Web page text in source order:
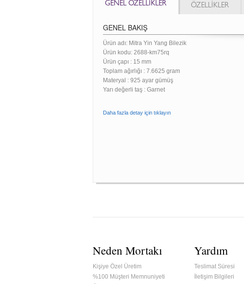
GENEL ÖZELLİKLER ÖZELLİKLER
GENEL BAKIŞ
Ürün adı: Mitra Yin Yang Bilezik
Ürün kodu: 2688-km75rq
Ürün çapı : 15 mm
Toplam ağırlığı : 7.6625 gram
Materyal : 925 ayar gümüş
Yarı değerli taş : Garnet
Daha fazla detay için tıklayın
Neden Mortakı
Kişiye Özel Üretim
%100 Müşteri Memnuniyeti
Yardım
Teslimat Süresi
İletişim Bilgileri